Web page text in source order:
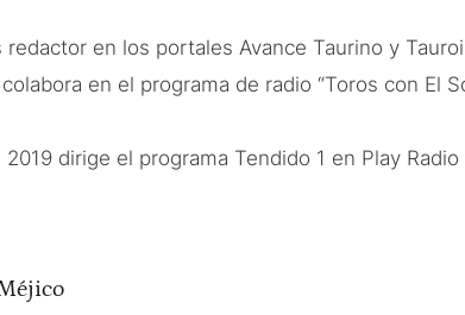
redactor en los portales Avance Taurino y
en el programa de radio “Toros con El
dirige el programa Tendido 1 en Play Radio